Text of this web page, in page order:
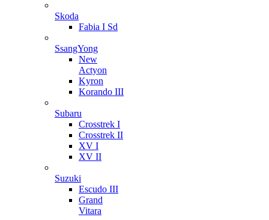
Skoda
Fabia I Sd
SsangYong
New
Actyon
Kyron
Korando III
Subaru
Crosstrek I
Crosstrek II
XV I
XV II
Suzuki
Escudo III
Grand
Vitara